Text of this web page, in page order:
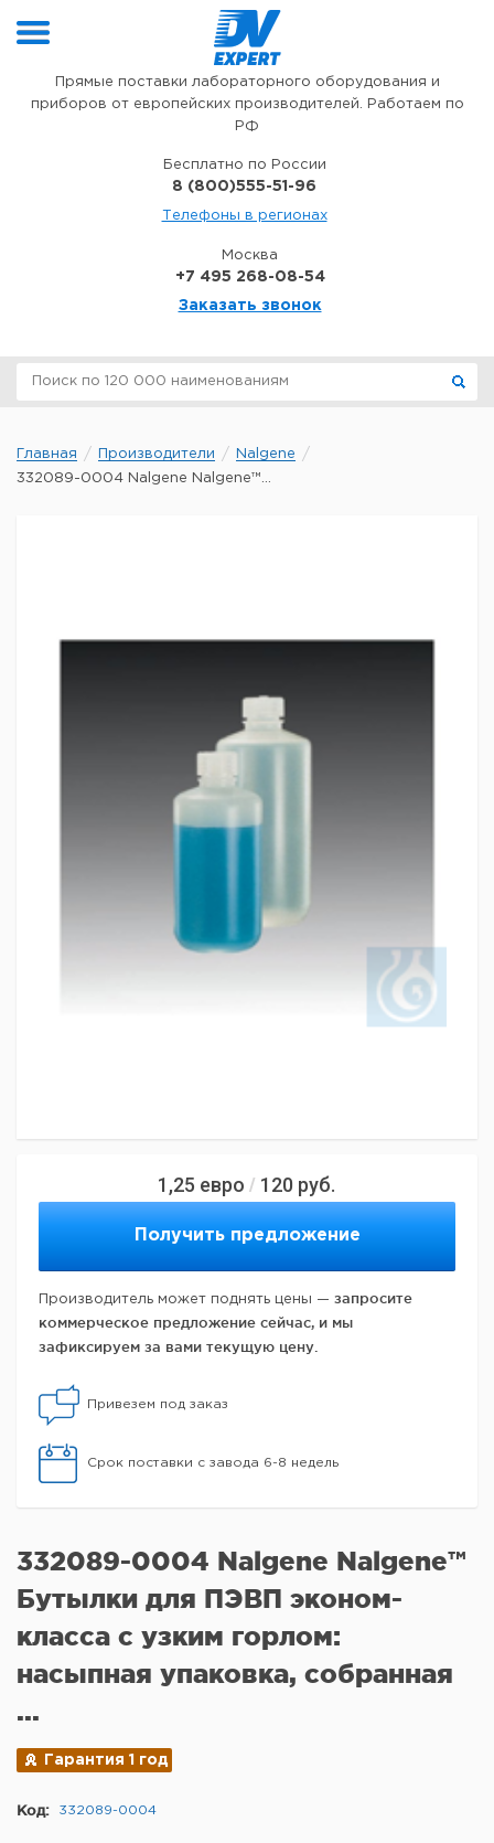
Прямые поставки лабораторного оборудования и
приборов от европейских производителей. Работаем по
РФ
Бесплатно по России
8 (800)555-51-96
Телефоны в регионах
Москва
+7 495 268-08-54
Заказать звонок
Главная Производители
Nalgene
332089-0004 Nalgene Nalgene™...
1,25 евро / 120 руб.
Получить предложение
Производитель может поднять цены — запросите
коммерческое предложение сейчас, и мы
зафиксируем за вами текущую цену.
Привезем под заказ
Срок поставки с завода 6-8 недель
332089-0004 Nalgene Nalgene™
Бутылки для ПЭВП эконом-
класса с узким горлом:
насыпная упаковка, собранная
...
Гарантия 1 год
Код: 332089-0004